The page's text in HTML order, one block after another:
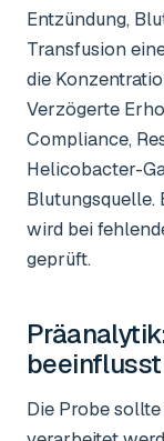
Entzündung,
Transfusion
die
Verzögerte
Compliance,
Helicobacter-
wird bei
geprüft.
beeinflusst
Die Probe